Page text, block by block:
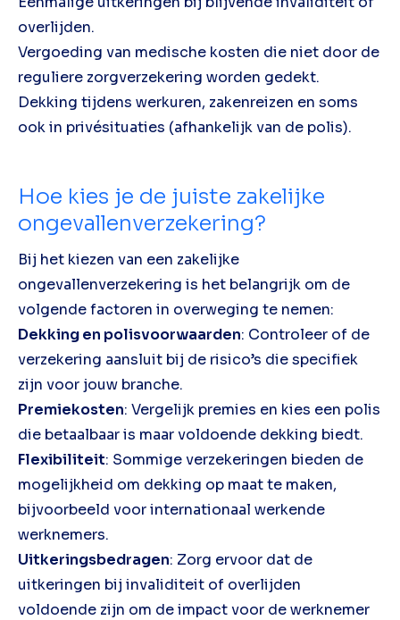
overlijden.
Vergoeding van medische kosten die niet door de
reguliere zorgverzekering worden gedekt.
Dekking tijdens werkuren, zakenreizen en soms
ook in privésituaties (afhankelijk van de polis).
Hoe kies je de juiste zakelijke
ongevallenverzekering?
Bij het kiezen van een zakelijke
ongevallenverzekering is het belangrijk om de
volgende factoren in overweging te nemen:
Dekking en polisvoorwaarden: Controleer of de
verzekering aansluit bij de risico’s die specifiek
zijn voor jouw branche.
Premiekosten: Vergelijk premies en kies een polis
die betaalbaar is maar voldoende dekking biedt.
Flexibiliteit: Sommige verzekeringen bieden de
mogelijkheid om dekking op maat te maken,
bijvoorbeeld voor internationaal werkende
werknemers.
Uitkeringsbedragen: Zorg ervoor dat de
uitkeringen bij invaliditeit of overlijden
voldoende zijn om de impact voor de werknemer